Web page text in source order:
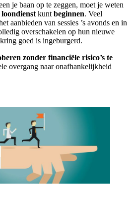
je baan op te zeggen, moet je weten
kunt beginnen. Veel
aanbieden van sessies ’s avonds en in
overschakelen op hun nieuwe
goed is ingeburgerd.
zonder financiële risico’s te
overgang naar onafhankelijkheid